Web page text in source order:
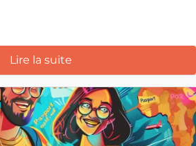
Lire la suite